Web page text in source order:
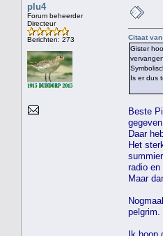
plu4
Forum beheerder
Directeur
Berichten: 273
Citaat
Gister
Is er dus
Beste
Daar
Het
radio
Maar
pelgrim.